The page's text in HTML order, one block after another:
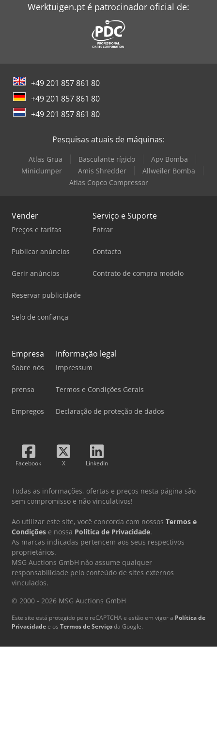
Zeppelin Silo
Werktuigen.pt é patrocinador oficial de:
+49 201 857 861 80
+49 201 857 861 80
+49 201 857 861 80
Pesquisas atuais de máquinas:
Atlas Grua Basculante rígido
Apv Bomba
Minidumper
Amis Shredder
Allweiler Bomba
Atlas Copco Compressor
Vender
Preços e tarifas
Publicar anúncios
Gerir anúncios
Reservar publicidade
Selo de confiança
Serviço e Suporte
Entrar
Contacto
Contrato de compra modelo
Empresa
Sobre nós
prensa
Empregos
Informação legal
Impressum
Termos e Condições Gerais
Declaração de proteção de dados
Facebook X LinkedIn
Todas as informações, ofertas e preços nesta página são
sem compromisso e não vinculativos!
Ao utilizar este site, você concorda com nossos Termos e
Condições e nossa Política de Privacidade.
As marcas indicadas pertencem aos seus respectivos
proprietários.
MSG Auctions GmbH não assume qualquer
responsabilidade pelo conteúdo de sites externos
vinculados.
© 2000 - 2026 MSG Auctions GmbH
Este site está protegido pelo reCAPTCHA e estão em vigor a Política de
Privacidadee os Termos de Serviçoda Google.